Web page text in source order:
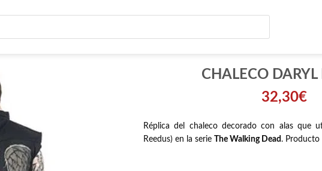
CHALECO DARYL
32,30€
Réplica del chaleco decorado con alas que
Reedus) en la serie
The Walking Dead. Producto